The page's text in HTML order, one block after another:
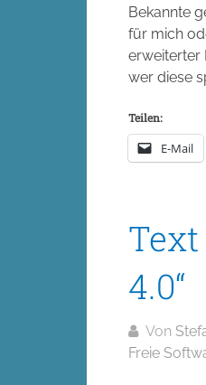
Bekannte
für mich
erweiterter
wer diese
Teilen:
E-Mail
4.0“
Von
Freie